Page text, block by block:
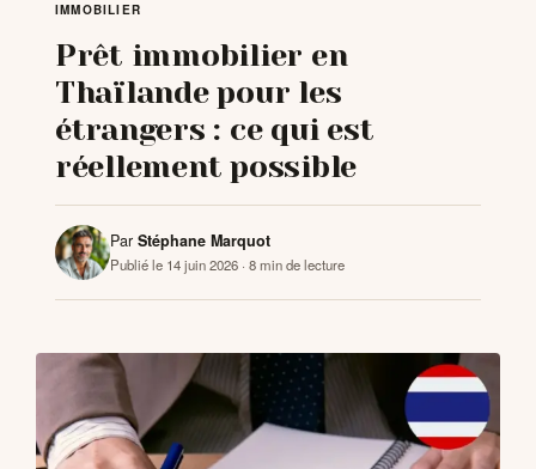
VISITER
MÉTÉO
EXPATRIATION
BLOG
CONTACTS
IMMOBILIER
Prêt immobilier en
Thaïlande pour les
étrangers : ce qui est
réellement possible
Par Stéphane Marquot
Publié le 14 juin 2026 · 8 min de lecture